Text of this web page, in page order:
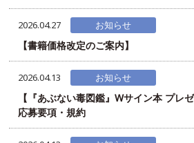
2026.04.27 お知らせ
【書籍価格改定のご案内】
2026.04.13 お知らせ
【『あぶない毒図鑑』Wサイン本 プレ
応募要項・規約